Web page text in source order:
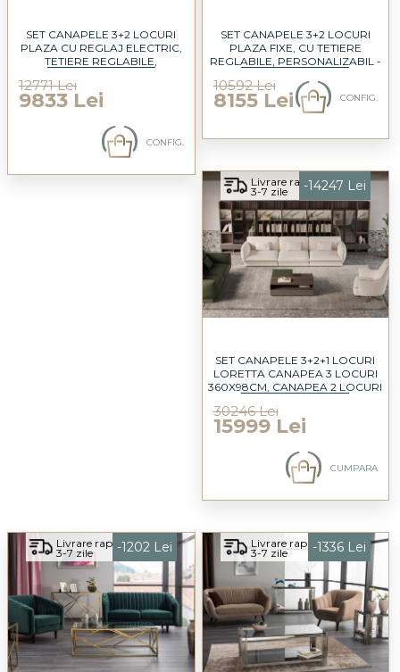
SET CANAPELE 3+2 LOCURI
PLAZA CU REGLAJ ELECTRIC,
TETIERE REGLABILE,
LOCURI 212X105CM, CANAPEA 2
LOCURI 192X105CM
12771 Lei
9833 Lei
CONFIG.
SET CANAPELE 3+2 LOCURI
PLAZA FIXE, CU TETIERE
REGLABILE, PERSONALIZABIL -
CANAPEA 2 LOCURI 192X105CM
10592 Lei
8155 Lei CONFIG.
Livrare rapida
3-7 zile -14247 Lei
SET CANAPELE 3+2+1 LOCURI
LORETTA CANAPEA 3 LOCURI
360X98CM, CANAPEA 2 LOCURI
30246 Lei
15999 Lei
CUMPARA
Livrare rapida
3-7 zile -1202 Lei Livrare rapida
3-7 zile -1336 Lei